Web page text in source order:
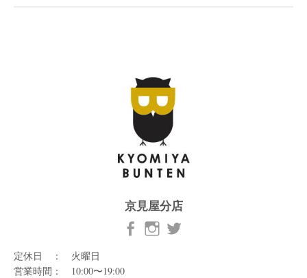
京見屋分店
定休日 ： 火曜日
営業時間： 10:00〜19:00